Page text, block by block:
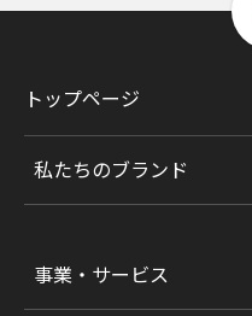
トップページ
私たちのブランド
事業・サービス